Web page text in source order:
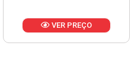
VER PREÇO